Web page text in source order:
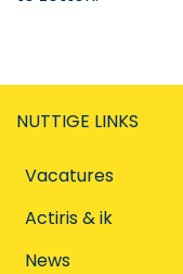
NUTTIGE LINKS
Vacatures
Actiris & ik
News